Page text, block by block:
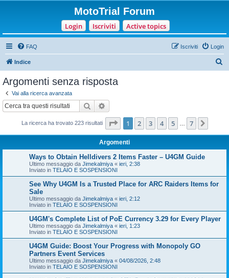
MotoTrial Forum
Login Iscriviti Active topics
FAQ Login
Iscriviti
Indice
Argomenti senza risposta
Vai alla ricerca avanzata
Cerca
La ricerca ha trovato 223 risultati Pagina di
1 2 3 4 5 7
Argomenti
Ways to Obtain Helldivers 2 Items Faster – U4GM Guide
Ultimo messaggio da Jimekalmiya « ieri, 2:38
Inviato in TELAIO E SOSPENSIONI
See Why U4GM Is a Trusted Place for ARC Raiders Items for
Sale
Ultimo messaggio da Jimekalmiya « ieri, 2:12
Inviato in TELAIO E SOSPENSIONI
U4GM's Complete List of PoE Currency 3.29 for Every Player
Ultimo messaggio da Jimekalmiya « ieri, 1:23
Inviato in TELAIO E SOSPENSIONI
U4GM Guide: Boost Your Progress with Monopoly GO
Partners Event Services
Ultimo messaggio da Jimekalmiya « 04/08/2026, 2:48
Inviato in TELAIO E SOSPENSIONI